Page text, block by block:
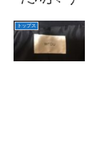
トップス